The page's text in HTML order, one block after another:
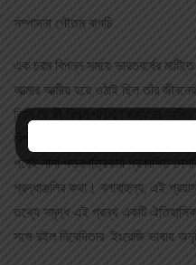
সম্পাদনা গৌতম বাগচি
এক চরম বিপন্ন সময়ে ভারতবর্ষের
আত্মার আত্মীয় হয়ে ওঠাই ছিল তাঁর
তিনি যে কী বিপুল পরিমাণ কর্মযজ্ঞে
বিগত একশো বছর ধরেই। এই গ্রন্থে
পরেই নানা পত্রপত্রিকায় প্রকাশিত
শ্রদ্ধাঞ্জলির কথা। বলাবাহুল্য, এই
তথ্যে সমৃদ্ধ এই গ্রন্থ একটি
সঙ্গে রইল নিবেদিতার ইংরেজি ভাষায়